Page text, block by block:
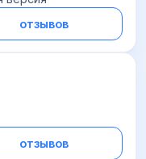
отзывов
отзывов